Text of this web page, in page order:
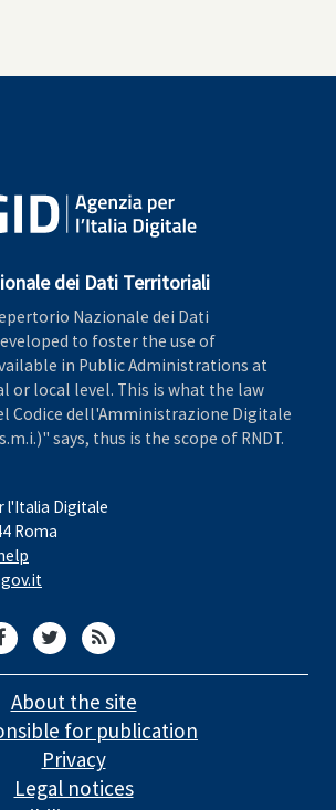
dei Dati Territoriali
Nazionale dei Dati
to foster the use of
in Public Administrations at
or local level. This is what the law
Codice dell'Amministrazione Digitale
says, thus is the scope of RNDT.
l'Italia Digitale
Roma
About the site
for publication
Privacy
Legal notices